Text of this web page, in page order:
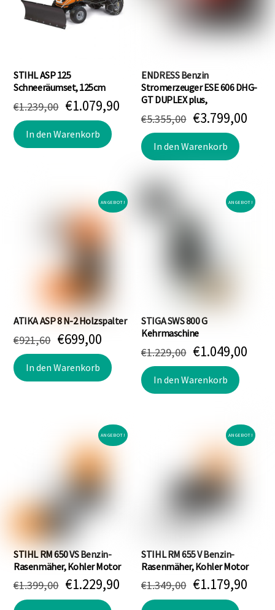
STIHL ASP 125
Schneeräumset, 125cm
€1.239,00 Ursprünglicher
Preis
war:
€1.239,00
€1.079,90Aktueller
Preis
€1.079,90.
In den Warenkorb
ENDRESS Benzin
Stromerzeuger ESE 606 DHG-
GT DUPLEX plus,
€5.355,00
Preis
war:
€5.355,00
€3.799,00
In den Warenkorb
ANGEBOT!
ATIKA ASP 8 N-2 Holzspalter
€921,60 Ursprünglicher
Preis
war:
€921,60
€699,00Aktueller
Preis
ist:
€699,00.
In den Warenkorb
ANGEBOT!
STIGA SWS 800 G
Kehrmaschine
€1.229,00
Preis
war:
€1.229,00
€1.049,00
In den Warenkorb
ANGEBOT!
STIHL RM 650 VS Benzin-
Rasenmäher, Kohler Motor
€1.399,00 Ursprünglicher
Preis
€1.229,90Aktueller
Preis
ANGEBOT!
STIHL RM 655 V Benzin-
Rasenmäher, Kohler Motor
€1.349,00
Preis
€1.179,90